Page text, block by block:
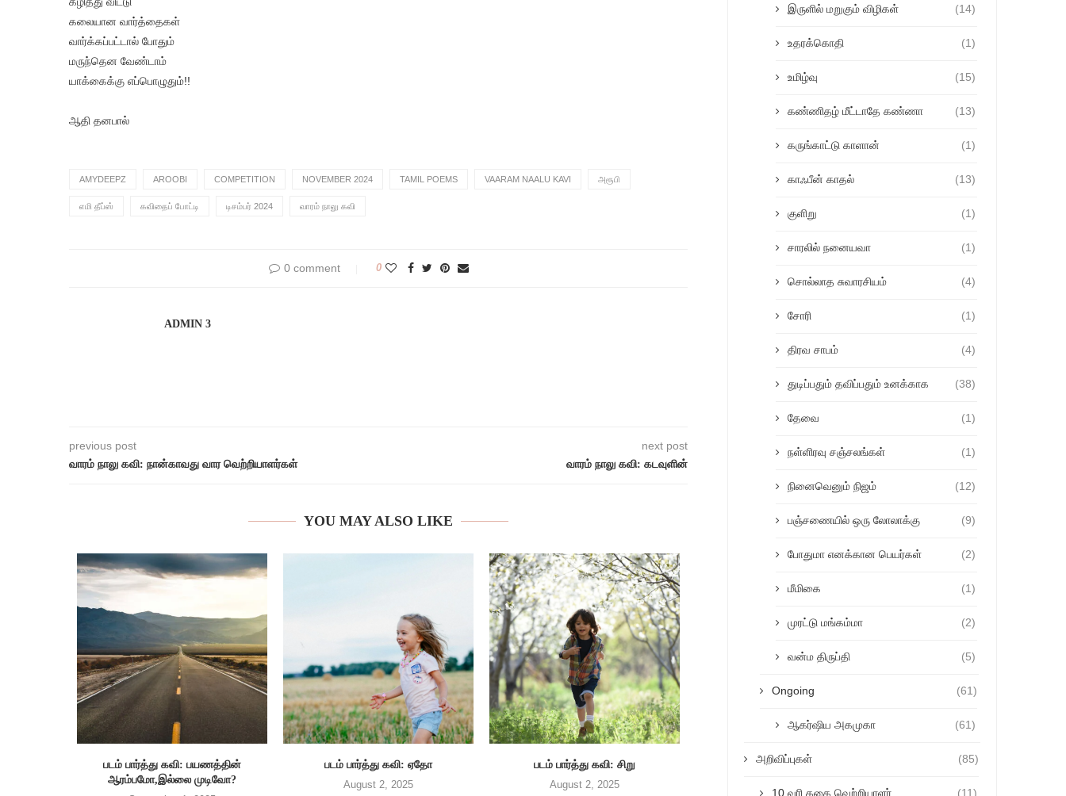
கலையான வார்த்தைகள்
வார்க்கப்பட்டால் போதும்
மருந்தென வேண்டாம்
யாக்கைக்கு எப்பொழுதும்!!
ஆதி தனபால்
AMYDEEPZ AROOBI COMPETITION NOVEMBER 2024 TAMIL POEMS VAARAM NAALU KAVI அரூபி
எமி தீப்ஸ் கவிதைப் போட்டி டிசம்பர் 2024 வாரம் நாலு கவி
0 comment 0
ADMIN 3
previous post
வாரம் நாலு கவி: நான்காவது வார வெற்றியாளர்கள்
next post
வாரம் நாலு கவி: கடவுளின்
YOU MAY ALSO LIKE
படம் பார்த்து கவி: பயணத்தின்
ஆரம்பமோ,இல்லை முடிவோ?
படம் பார்த்து கவி: ஏதோ
August 2, 2025
படம் பார்த்து கவி: சிறு
August 2, 2025
இருளில் மறுகும் விழிகள் (14)
உதரக்கொதி (1)
உமிழ்வு (15)
கண்ணிதழ் மீட்டாதே கண்ணா (13)
கருங்காட்டு காளான் (1)
காஃபீன் காதல் (13)
குளிறு (1)
சாரலில் நனையவா (1)
சொல்லாத சுவாரசியம் (4)
சோரி (1)
திரவ சாபம் (4)
துடிப்பதும் தவிப்பதும் உனக்காக (38)
தேவை (1)
நள்ளிரவு சஞ்சலங்கள் (1)
நினைவெனும் நிஜம் (12)
பஞ்சணையில் ஒரு லோலாக்கு (9)
போதுமா எனக்கான பெயர்கள் (2)
மீமிகை (1)
முரட்டு மங்கம்மா (2)
வன்ம திருப்தி (5)
Ongoing (61)
ஆகர்ஷிய அகமுகா (61)
அறிவிப்புகள் (85)
10 வரி கதை வெற்றியாளர் (11)